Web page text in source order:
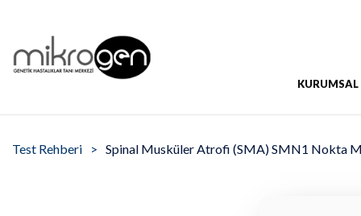
KURUMSAL
Test Rehberi Spinal Musküler Atrofi (SMA) SMN1 Nokta